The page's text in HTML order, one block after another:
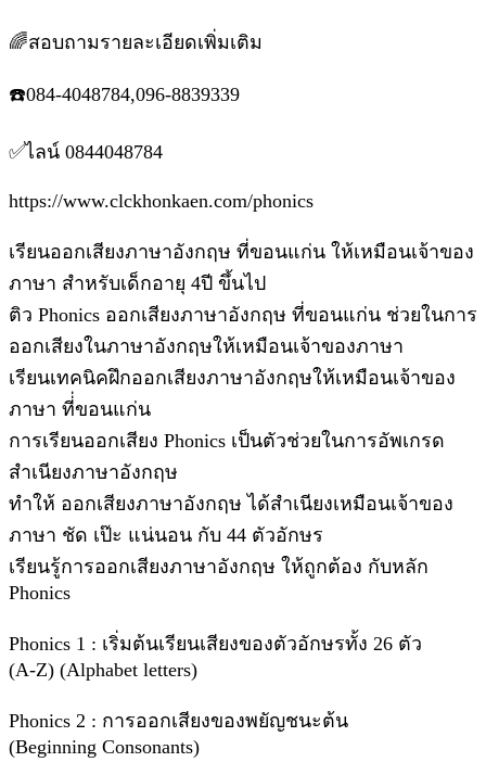
🌈สอบถามรายละเอียดเพิ่มเติม
☎️084-4048784,096-8839339
✅ไลน์ 0844048784
https://www.clckhonkaen.com/phonics
เรียนออกเสียงภาษาอังกฤษ ที่ขอนแก่น ให้เหมือนเจ้าของ
ภาษา สำหรับเด็กอายุ 4ปี ขึ้นไป
ติว Phonics ออกเสียงภาษาอังกฤษ ที่ขอนแก่น ช่วยในการ
ออกเสียงในภาษาอังกฤษให้เหมือนเจ้าของภาษา
เรียนเทคนิคฝึกออกเสียงภาษาอังกฤษให้เหมือนเจ้าของ
ภาษา ที่่ขอนแก่น
การเรียนออกเสียง Phonics เป็นตัวช่วยในการอัพเกรด
สำเนียงภาษาอังกฤษ
ทำให้ ออกเสียงภาษาอังกฤษ ได้สำเนียงเหมือนเจ้าของ
ภาษา ชัด เป๊ะ แน่นอน กับ 44 ตัวอักษร
เรียนรู้การออกเสียงภาษาอังกฤษ ให้ถูกต้อง กับหลัก
Phonics
Phonics 1 : เริ่มต้นเรียนเสียงของตัวอักษรทั้ง 26 ตัว
(A-Z) (Alphabet letters)
Phonics 2 : การออกเสียงของพยัญชนะต้น
(Beginning Consonants)